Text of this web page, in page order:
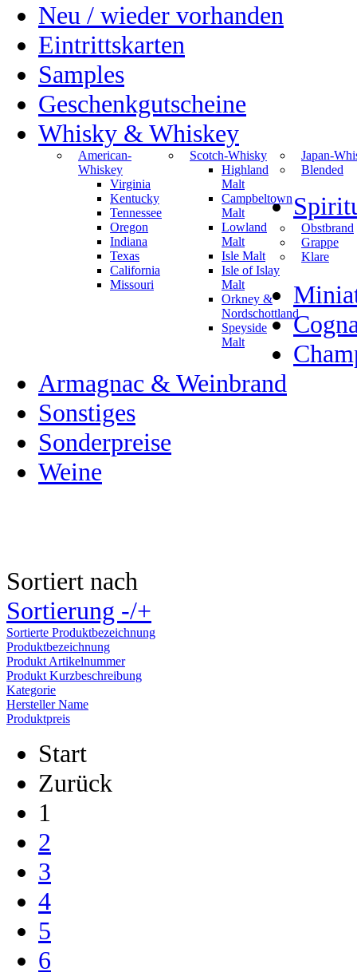
Neu / wieder vorhanden
Eintrittskarten
Samples
Geschenkgutscheine
Whisky & Whiskey
American-
Whiskey
Virginia
Kentucky
Tennessee
Oregon
Indiana
Texas
California
Missouri
Scotch-Whisky
Highland
Malt
Campbeltown
Malt
Lowland
Malt
Isle Malt
Isle of Islay
Malt
Orkney &
Nordschottland
Speyside
Malt
Japan-
Blended
Obstbrand
Grappe
Klare
Armagnac & Weinbrand
Sonstiges
Sonderpreise
Weine
Sortiert nach
Sortierung -/+
Sortierte Produktbezeichnung
Produktbezeichnung
Produkt Artikelnummer
Produkt Kurzbeschreibung
Kategorie
Hersteller Name
Produktpreis
Start
Zurück
1
2
3
4
5
6